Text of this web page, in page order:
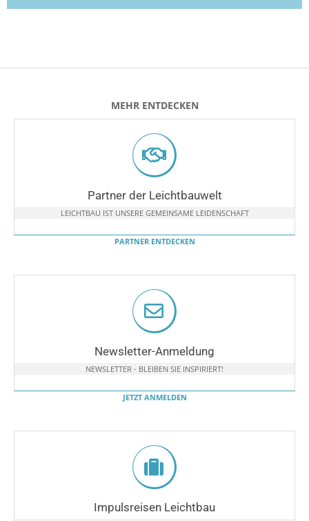
MEHR ENTDECKEN
Partner der Leichtbauwelt
LEICHTBAU IST UNSERE GEMEINSAME LEIDENSCHAFT
PARTNER ENTDECKEN
Newsletter-Anmeldung
NEWSLETTER - BLEIBEN SIE INSPIRIERT!
JETZT ANMELDEN
Impulsreisen Leichtbau